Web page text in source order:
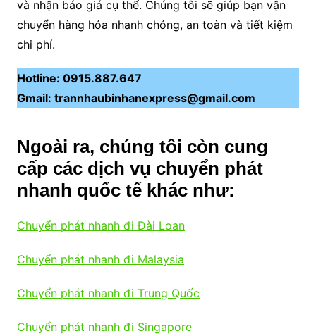
và nhận báo giá cụ thể. Chúng tôi sẽ giúp bạn vận
chuyển hàng hóa nhanh chóng, an toàn và tiết kiệm
chi phí.
Hotline: 0915.887.647
Gmail: trannhaubinhanexpress@gmail.com
Ngoài ra, chúng tôi còn cung
cấp các dịch vụ chuyển phát
nhanh quốc tế khác như:
Chuyển phát nhanh đi Đài Loan
Chuyển phát nhanh đi Malaysia
Chuyển phát nhanh đi Trung Quốc
Chuyển phát nhanh đi Singapore